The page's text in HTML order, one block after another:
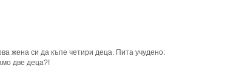
жена си да къпе четири деца. Пита учудено:
две деца?!